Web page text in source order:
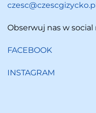
czesc@czescgizycko.pl
Obserwuj nas w social
FACEBOOK
INSTAGRAM